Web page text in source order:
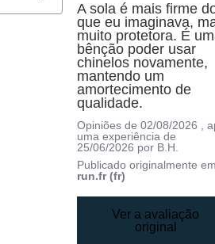
A sola é mais firme
que eu imaginava,
muito protetora. É
bênção poder usar
chinelos novamente,
mantendo um
amortecimento de
qualidade.
Opiniões de02/08/2026 ,
uma experiência de
25/06/2026 por B.H.
Publicado originalmente
run.fr (fr)
Ver a avaliação
original